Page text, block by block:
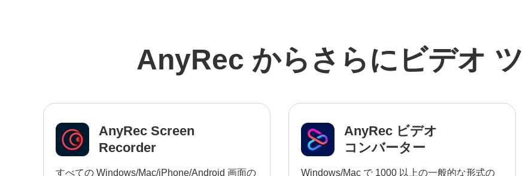
AnyRec からさらにビデオ
AnyRec Screen
Recorder
すべての Windows/Mac/iPhone/Android 画面の
AnyRec ビデオ
コンバーター
Windows/Mac で 1000 以上の一般的な形式の